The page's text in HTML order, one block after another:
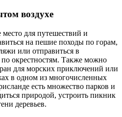
воздухе
для путешествий и
на пешие походы по горам,
или отправиться в
по окрестностям. Также можно
для морских приключений или
в одном из многочисленных
есть множество парков и
природой, устроить пикник
деревьев.